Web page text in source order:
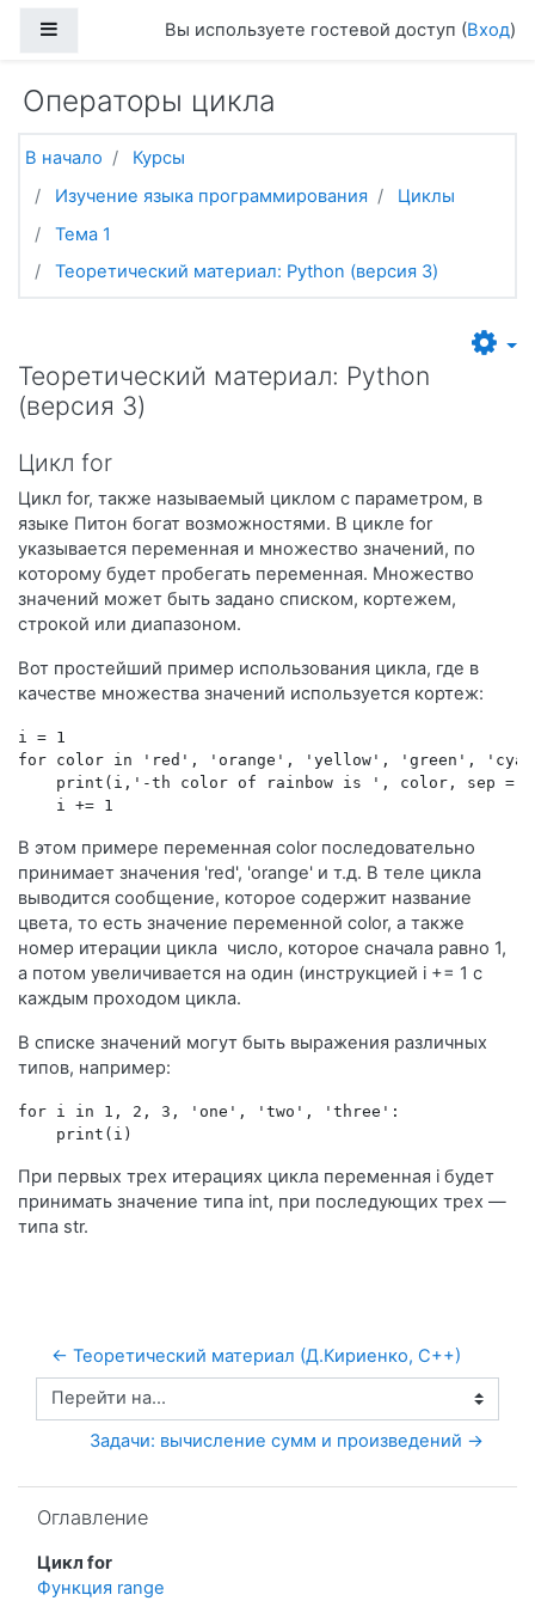
Боковая панельВы используете гостевой доступ (Вход)
Операторы цикла
В начало
Курсы
Изучение языка программирования
Циклы
Тема 1
Теоретический материал: Python (версия 3)
Теоретический материал: Python
(версия 3)
Цикл for
Цикл for, также называемый циклом с параметром, в
языке Питон богат возможностями. В цикле for
указывается переменная и множество значений, по
которому будет пробегать переменная. Множество
значений может быть задано списком, кортежем,
строкой или диапазоном.
Вот простейший пример использования цикла, где в
качестве множества значений используется кортеж:
i = 1
for color in 'red', 'orange', 'yellow', 'green',
print(i,'-th color of rainbow is ', color, sep =
    i += 1
В этом примере переменная color последовательно
принимает значения 'red', 'orange' и т.д. В теле цикла
выводится сообщение, которое содержит название
цвета, то есть значение переменной color, а также
номер итерации цикла число, которое сначала равно 1,
а потом увеличивается на один (инструкцией i += 1 с
каждым проходом цикла.
В списке значений могут быть выражения различных
типов, например:
for i in 1, 2, 3, 'one', 'two', 'three':
    print(i)
При первых трех итерациях цикла переменная i будет
принимать значение типа int, при последующих трех —
типа str.
← Теоретический материал (Д.Кириенко, С++)
Перейти на...
Задачи: вычисление сумм и произведений →
Оглавление
Цикл for
Функция range